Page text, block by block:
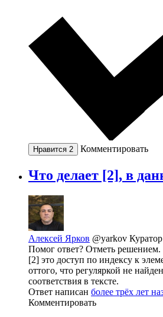
Нравится 2 Комментировать
Что делает [2], в
Алексей Ярков @yarkov
Помог ответ? Отметь решением.
[2] это доступ по индексу к
оттого, что регуляркой не
соответствия в тексте.
Ответ написан более трёх лет
Комментировать